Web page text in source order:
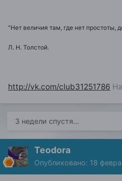
"Нет величия там, где нет простоты,
Л. Н. Толстой.
http://vk.com/club31251786
3 недели спустя...
Teodora
Опубликовано: 18